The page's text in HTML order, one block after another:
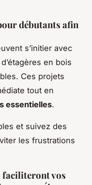
débutants afin
s’initier avec
en bois
Ces projets
tout en
essentielles.
et suivez des
les frustrations
faciliteront vos